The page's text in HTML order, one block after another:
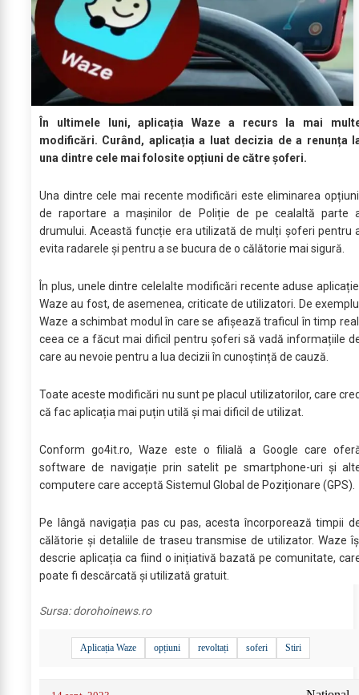
În ultimele luni, aplicația Waze a recurs la mai
modificări. Curând, aplicația a luat decizia de a renunța
una dintre cele mai folosite opțiuni de către șoferi.
Una dintre cele mai recente modificări este eliminarea
de raportare a mașinilor de Poliție de pe cealaltă parte
drumului. Această funcție era utilizată de mulți șoferi pentru
evita radarele și pentru a se bucura de o călătorie mai sigură.
În plus, unele dintre celelalte modificări recente aduse
Waze au fost, de asemenea, criticate de utilizatori. De
Waze a schimbat modul în care se afișează traficul în timp
ceea ce a făcut mai dificil pentru șoferi să vadă informațiile
care au nevoie pentru a lua decizii în cunoștință de cauză.
Toate aceste modificări nu sunt pe placul utilizatorilor, care
că fac aplicația mai puțin utilă și mai dificil de utilizat.
Conform go4it.ro, Waze este o filială a Google care
software de navigație prin satelit pe smartphone-uri și
computere care acceptă Sistemul Global de Poziționare (GPS).
Pe lângă navigația pas cu pas, acesta încorporează timpii
călătorie și detaliile de traseu transmise de utilizator. Waze
descrie aplicația ca fiind o inițiativă bazată pe comunitate,
poate fi descărcată și utilizată gratuit.
Sursa:dorohoinews.ro
Aplicația Waze opțiuni revoltați soferi Stiri